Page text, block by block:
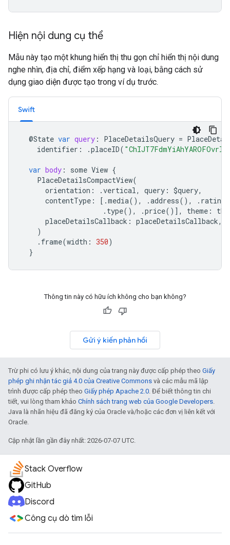
Hiện nội dung cụ thể
Mẫu này tạo một khung hiển thị thu gọn chỉ hiển thị nội dung
nghe nhìn, địa chỉ, điểm xếp hạng và loại, bằng cách sử
dụng giao diện được tạo trong ví dụ trước.
Swift
@State var query : PlaceDetailsQuery =
identifier : .placeID(
var body : some View {
PlaceDetailsCompactView(
orientation : .vertical, query : $query,
contentType : [.media(), .address(), . rating
. type(), .price()], theme :
placeDetailsCallback : placeDetailsCallback,
)
. frame(width : 350)
}
Thông tin này có hữu ích không cho bạn không?
Gửi ý kiến phản hồi
Trừ phi có lưu ý khác, nội dung của trang này được cấp phép theo Giấy
phép ghi nhận tác giả 4.0 của Creative Commons và các mẫu mã lập
trình được cấp phép theo Giấy phép Apache 2.0. Để biết thông tin chi
tiết, vui lòng tham khảo Chính sách trang web của Google Developers.
Java là nhãn hiệu đã đăng ký của Oracle và/hoặc các đơn vị liên kết với
Oracle.
Cập nhật lần gần đây nhất: 2026-07-07 UTC.
Stack Overflow
GitHub
Discord
Công cụ dò tìm lỗi